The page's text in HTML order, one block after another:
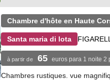
Chambre d'hôte en Haute
Santa maria di lota
à partir de 65 euros para 1 noite 2
Chambres rustiques. vue